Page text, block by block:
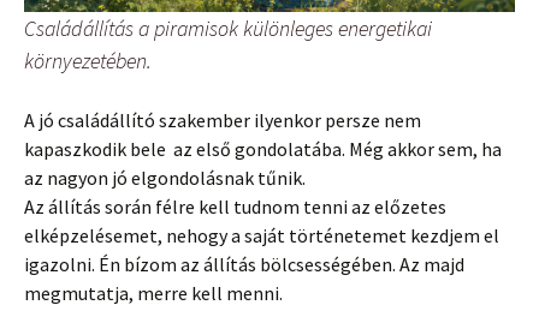
Családállítás a piramisok különleges energetikai
környezetében.
A jó családállító szakember ilyenkor persze nem
kapaszkodik bele az első gondolatába. Még akkor sem, ha
az nagyon jó elgondolásnak tűnik.
Az állítás során félre kell tudnom tenni az előzetes
elképzelésemet, nehogy a saját történetemet kezdjem el
igazolni. Én bízom az állítás bölcsességében. Az majd
megmutatja, merre kell menni.